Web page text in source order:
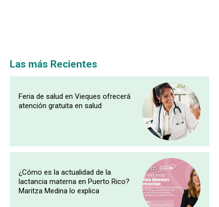
Las más Recientes
Feria de salud en Vieques ofrecerá
atención gratuita en salud
¿Cómo es la actualidad de la
lactancia materna en Puerto Rico?
Maritza Medina lo explica